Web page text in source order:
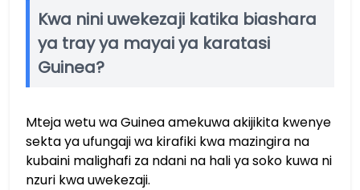
Kwa nini uwekezaji katika biashara
ya tray ya mayai ya karatasi
Guinea?
Mteja wetu wa Guinea amekuwa akijikita kwenye
sekta ya ufungaji wa kirafiki kwa mazingira na
kubaini malighafi za ndani na hali ya soko kuwa ni
nzuri kwa uwekezaji.